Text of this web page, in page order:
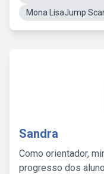
Mona LisaJump
Sandra
Como orientador,
progresso dos